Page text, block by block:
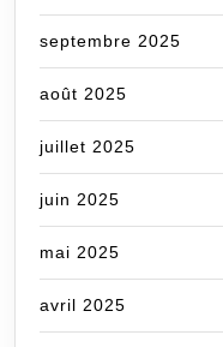
septembre 2025
août 2025
juillet 2025
juin 2025
mai 2025
avril 2025